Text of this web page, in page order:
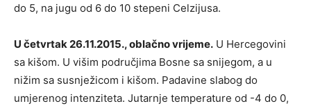
do 5, na jugu od 6 do 10 stepeni Celzijusa.
U četvrtak 26.11.2015., oblačno vrijeme. U Hercegovini
sa kišom. U višim područjima Bosne sa snijegom, a u
nižim sa susnježicom i kišom. Padavine slabog do
umjerenog intenziteta. Jutarnje temperature od -4 do 0,